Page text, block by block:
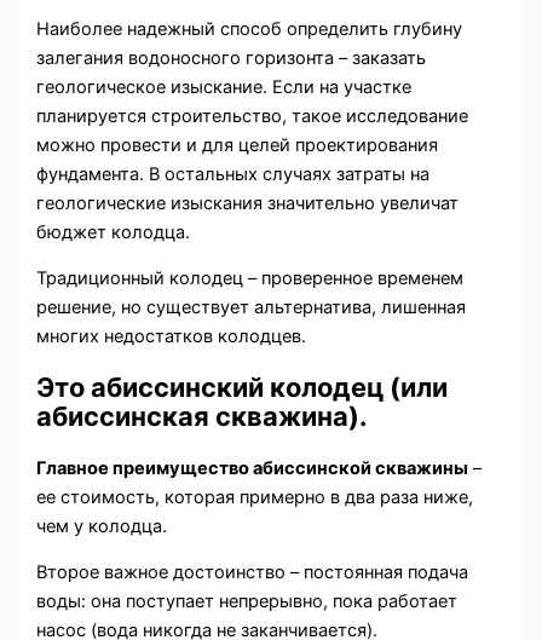
Наиболее надежный способ определить глубину
залегания водоносного горизонта – заказать
геологическое изыскание. Если на участке
планируется строительство, такое исследование
можно провести и для целей проектирования
фундамента. В остальных случаях затраты на
геологические изыскания значительно увеличат
бюджет колодца.
Традиционный колодец – проверенное временем
решение, но существует альтернатива, лишенная
многих недостатков колодцев.
Это абиссинский колодец (или
абиссинская скважина).
Главное преимущество абиссинской скважины –
ее стоимость, которая примерно в два раза ниже,
чем у колодца.
Второе важное достоинство – постоянная подача
воды: она поступает непрерывно, пока работает
насос (вода никогда не заканчивается).